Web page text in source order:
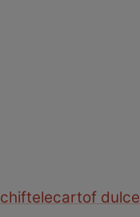
chiftelecartof dulce